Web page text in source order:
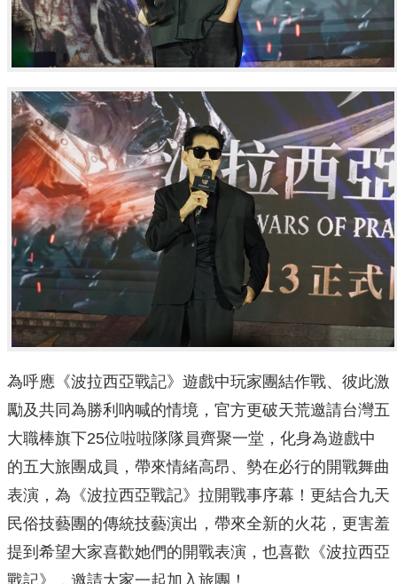
為呼應《波拉西亞戰記》遊戲中玩家團結作戰、彼此激
勵及共同為勝利吶喊的情境，官方更破天荒邀請台灣五
大職棒旗下25位啦啦隊隊員齊聚一堂，化身為遊戲中
的五大旅團成員，帶來情緒高昂、勢在必行的開戰舞曲
表演，為《波拉西亞戰記》拉開戰事序幕！更結合九天
民俗技藝團的傳統技藝演出，帶來全新的火花，更害羞
提到希望大家喜歡她們的開戰表演，也喜歡《波拉西亞
戰記》，邀請大家一起加入旅團！